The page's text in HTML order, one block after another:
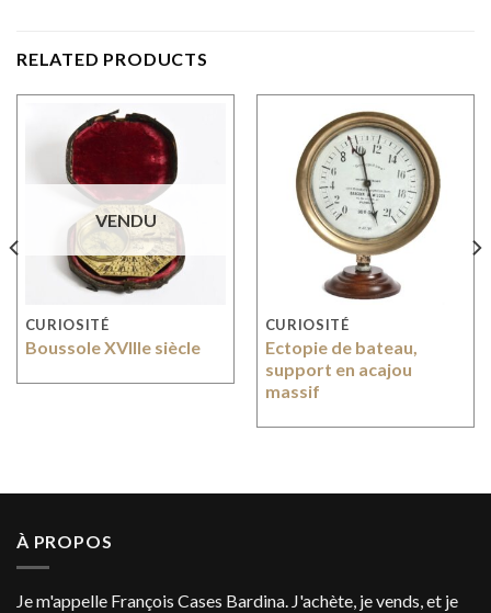
RELATED PRODUCTS
VENDU
CURIOSITÉ
Boussole XVIIIe siècle
CURIOSITÉ
Ectopie de bateau,
support en acajou
massif
À PROPOS
Je m'appelle François Cases Bardina. J'achète, je vends, et je